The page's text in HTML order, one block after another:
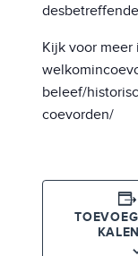
Kijk voor
beleef/
coevorden/